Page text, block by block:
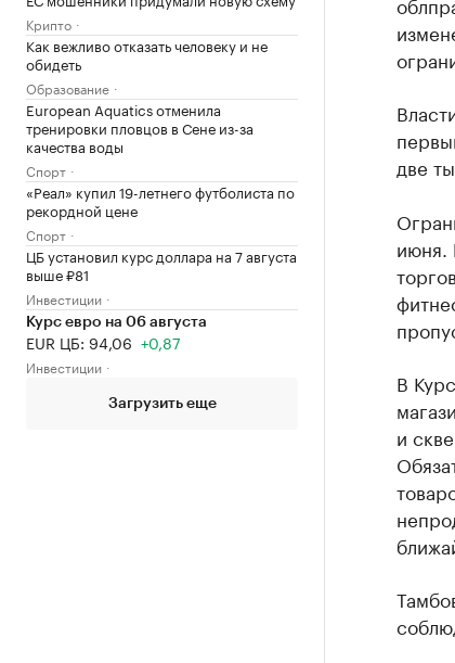
Крипто
Как вежливо отказать человеку и не
обидеть
Образование
European Aquatics отменила
тренировки пловцов в Сене из-за
качества воды
Спорт
«Реал» купил 19-летнего футболиста по
рекордной цене
Спорт
ЦБ установил курс доллара на 7 августа
выше ₽81
Инвестиции
Курс евро на 06 августа
EUR ЦБ: 94,06 +0,87
Инвестиции
Загрузить еще
две
июня.
В
и